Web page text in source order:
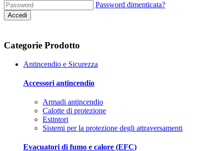
Password dimenticata?
Accedi
Categorie Prodotto
Antincendio e Sicurezza
Accessori antincendio
Armadi antincendio
Calotte di protezione
Estintori
Sistemi per la protezione degli attraversamenti
Evacuatori di fumo e calore (EFC)